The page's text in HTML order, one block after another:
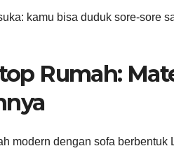
kamu bisa duduk sore-sore
Rumah: